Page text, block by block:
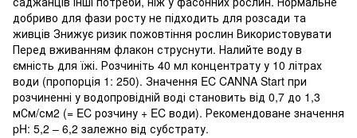
добриво для фази росту не підходить для розсади та
живців Знижує ризик пожовтіння рослин Використовувати
Перед вживанням флакон струснути. Налийте воду в
ємність для їжі. Розчиніть 40 мл концентрату у 10 літрах
води (пропорція 1: 250). Значення EC CANNA Start при
розчиненні у водопровідній воді становить від 0,7 до 1,3
мСм/см2 (= EC розчину + EC води). Рекомендоване значення
pH: 5,2 – 6,2 залежно від субстрату.